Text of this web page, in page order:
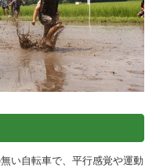
い自転車で、平行感覚や運動